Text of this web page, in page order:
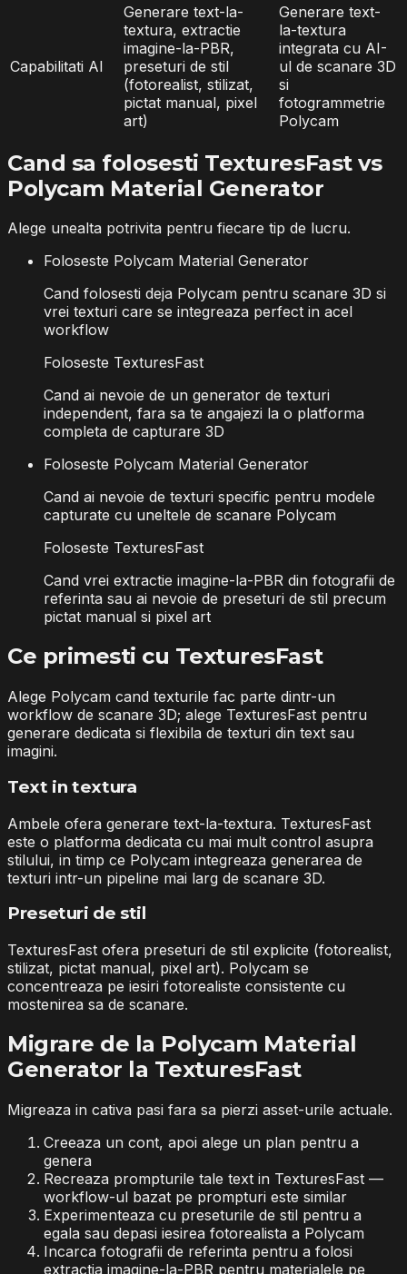
Capabilitati AI
Generare text-la-
textura, extractie
imagine-la-PBR,
preseturi de stil
(fotorealist, stilizat,
pictat manual, pixel
art)
Generare text-
la-textura
integrata cu AI-
ul de scanare 3D
si
fotogrammetrie
Polycam
Cand sa folosesti TexturesFast vs
Polycam Material Generator
Alege unealta potrivita pentru fiecare tip de lucru.
Foloseste Polycam Material Generator
Cand folosesti deja Polycam pentru scanare 3D si
vrei texturi care se integreaza perfect in acel
workflow
Foloseste TexturesFast
Cand ai nevoie de un generator de texturi
independent, fara sa te angajezi la o platforma
completa de capturare 3D
Foloseste Polycam Material Generator
Cand ai nevoie de texturi specific pentru modele
capturate cu uneltele de scanare Polycam
Foloseste TexturesFast
Cand vrei extractie imagine-la-PBR din fotografii de
referinta sau ai nevoie de preseturi de stil precum
pictat manual si pixel art
Ce primesti cu TexturesFast
Alege Polycam cand texturile fac parte dintr-un
workflow de scanare 3D; alege TexturesFast pentru
generare dedicata si flexibila de texturi din text sau
imagini.
Text in textura
Ambele ofera generare text-la-textura. TexturesFast
este o platforma dedicata cu mai mult control asupra
stilului, in timp ce Polycam integreaza generarea de
texturi intr-un pipeline mai larg de scanare 3D.
Preseturi de stil
TexturesFast ofera preseturi de stil explicite (fotorealist,
stilizat, pictat manual, pixel art). Polycam se
concentreaza pe iesiri fotorealiste consistente cu
mostenirea sa de scanare.
Migrare de la Polycam Material
Generator la TexturesFast
Migreaza in cativa pasi fara sa pierzi asset-urile actuale.
Creeaza un cont, apoi alege un plan pentru a
genera
Recreaza prompturile tale text in TexturesFast —
workflow-ul bazat pe prompturi este similar
Experimenteaza cu preseturile de stil pentru a
egala sau depasi iesirea fotorealista a Polycam
Incarca fotografii de referinta pentru a folosi
extractia imagine-la-PBR pentru materialele pe